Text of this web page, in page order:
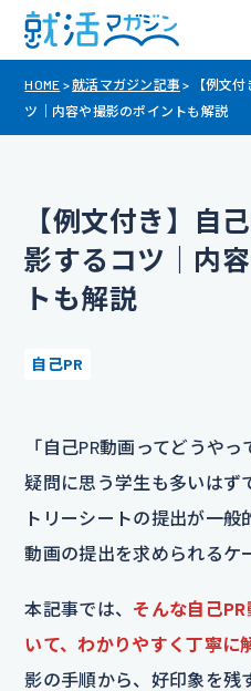
HOME >就活マガジン記事 >
【例文
ツ｜内容や撮影のポイントも解説
【例文付き】自
影するコツ｜内
トも解説
自己PR
「自己PR動画ってどうや
疑問に思う学生も多いはず
トリーシートの提出が一般
動画の提出を求められるケ
本記事では、 そんな自己
いて、わかりやすく丁寧に
影の手順から、好印象を残